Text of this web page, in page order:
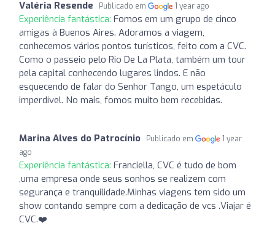
Valéria Resende Publicado em 1 year ago
Experiência fantástica: Fomos em um grupo de cinco
amigas à Buenos Aires. Adoramos a viagem,
conhecemos vários pontos turísticos, feito com a CVC.
Como o passeio pelo Rio De La Plata, também um tour
pela capital conhecendo lugares lindos. E não
esquecendo de falar do Senhor Tango, um espetáculo
imperdível. No mais, fomos muito bem recebidas.
Marina Alves do Patrocínio Publicado em
1 year
ago
Experiência fantástica: Franciella, CVC é tudo de bom
,uma empresa onde seus sonhos se realizem com
segurança e tranquilidade.Minhas viagens tem sido um
show contando sempre com a dedicação de vcs .Viajar é
CVC.❤️